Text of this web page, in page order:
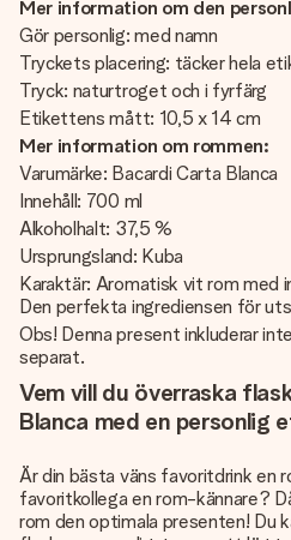
Mer information om den
Gör personlig: med namn
Tryckets placering: täcker hela
Tryck: naturtroget och i fyrfärg
Etikettens mått: 10,5 x 14 cm
Mer information om rommen:
Varumärke: Bacardi Carta Blanca
Innehåll: 700 ml
Alkoholhalt: 37,5 %
Ursprungsland: Kuba
Karaktär: Aromatisk vit rom med
Den perfekta ingrediensen för
Obs! Denna present inkluderar
separat.
Vem vill du överraska
Blanca med en personlig
Är din bästa väns favoritdrink en
favoritkollega en rom-kännare?
rom den optimala presenten! Du